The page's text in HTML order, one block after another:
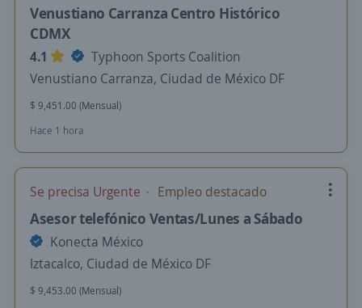
Venustiano Carranza Centro Histórico
CDMX
4.1
Typhoon Sports Coalition
Venustiano Carranza, Ciudad de México DF
$ 9,451.00 (Mensual)
Hace 1 hora
Se precisa Urgente Empleo destacado
Asesor telefónico Ventas/Lunes a Sábado
Konecta México
Iztacalco, Ciudad de México DF
$ 9,453.00 (Mensual)